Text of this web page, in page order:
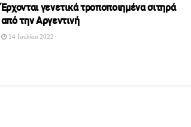
Έρχονται γενετικά τροποποιημένα σιτηρά
από την Αργεντινή
14 Ιουλίου 2022